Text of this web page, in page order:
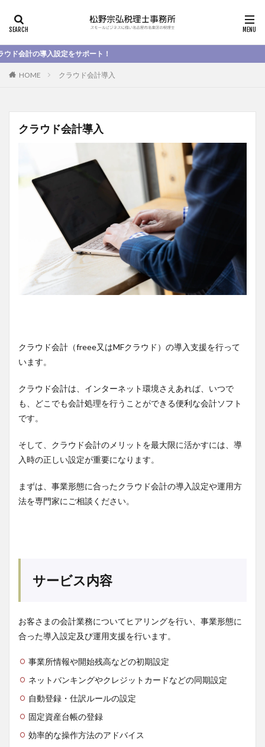
の導入設定をサポート！
HOME クラウド会計導入
クラウド会計導入
クラウド会計（freee又はMFクラウド）の導入支援を行って
います。
クラウド会計は、インターネット環境さえあれば、いつで
も、どこでも会計処理を行うことができる便利な会計ソフト
です。
そして、クラウド会計のメリットを最大限に活かすには、導
入時の正しい設定が重要になります。
まずは、事業形態に合ったクラウド会計の導入設定や運用方
法を専門家にご相談ください。
サービス内容
お客さまの会計業務についてヒアリングを行い、事業形態に
合った導入設定及び運用支援を行います。
事業所情報や開始残高などの初期設定
ネットバンキングやクレジットカードなどの同期設定
自動登録・仕訳ルールの設定
固定資産台帳の登録
効率的な操作方法のアドバイス